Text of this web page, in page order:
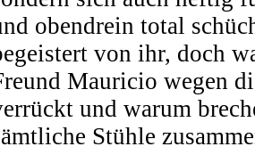
obendrein total
von ihr, doch
Mauricio wegen
und warum
Stühle